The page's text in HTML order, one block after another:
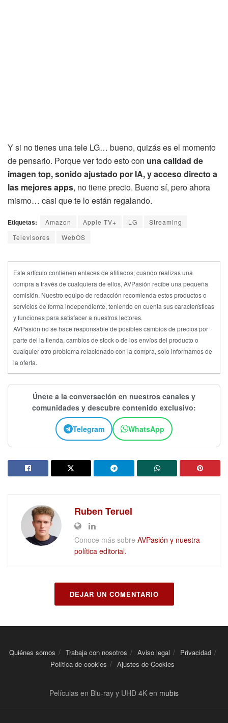
Y si no tienes una tele LG… bueno, quizás es el momento
de pensarlo. Porque ver todo esto con una calidad de
imagen top, sonido ajustado por IA, y acceso directo a
las mejores apps, no tiene precio. Bueno sí, pero ahora
mismo… casi que te lo están regalando.
Etiquetas: Amazon Apple TV+ LG
Streaming
Televisores
WebOS
Este artículo contienen enlaces de afiliados, cuando realizas una
compra a través de cualquiera de ellos, AVPasión recibe una pequeña
comisión. Nuestro equipo de redacción recomienda estos productos o
servicios de forma independiente, teniendo en cuenta sus características
y funciones para satisfacer a nuestros lectores.
AVPasión no se hace responsable de posibles cambios de precios por
parte del la tienda, cambios de stock o de los envíos del producto o
cualquier otro problema relacionado con la compra, solo informamos de
la oferta.
Únete a la conversación en nuestros canales y
comunidades y descubre contenido exclusivo:
Telegram WhatsApp
Ruben Teruel
Conoce más sobre AVPasión y nuestra
política editorial.
DEJAR UN COMENTARIO
Quiénes somos Trabaja con nosotros Aviso legal
Privacidad
Política de cookies
Ajustes de Cookies
Películas en Blu-ray y UHD 4K en mubis